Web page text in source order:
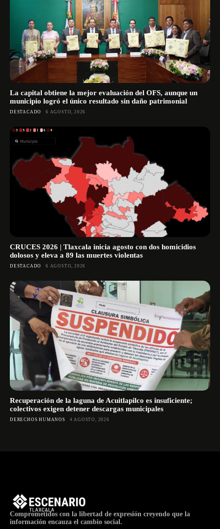
La capital obtiene la mejor evaluación del OFS, aunque un
municipio logró el único resultado sin daño patrimonial
DESTACADO 6 AGOSTO, 2026
CRUCES 2026 | Tlaxcala inicia agosto con dos homicidios
dolosos y eleva a 89 las muertes violentas
DESTACADO 6 AGOSTO, 2026
Recuperación de la laguna de Acuitlapilco es insuficiente;
colectivos exigen detener descargas municipales
DERECHOS HUMANOS 4 AGOSTO, 2026
Comprometidos con la libertad de expresión creyendo que la
información encauza el cambio social.